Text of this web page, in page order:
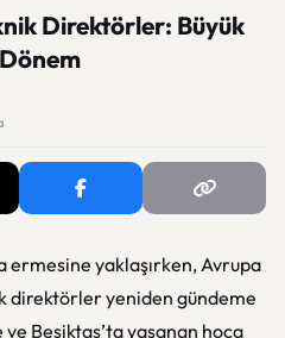
Direktörler: Büyük
yaklaşırken, Avrupa
direktörler yeniden gündeme
ve Beşiktaş’ta yaşanan hoca